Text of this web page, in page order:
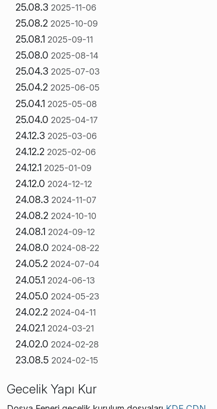
25.08.3 2025-11-06
25.08.2 2025-10-09
25.08.1 2025-09-11
25.08.0 2025-08-14
25.04.3 2025-07-03
25.04.2 2025-06-05
25.04.1 2025-05-08
25.04.0 2025-04-17
24.12.3 2025-03-06
24.12.2 2025-02-06
24.12.1 2025-01-09
24.12.0 2024-12-12
24.08.3 2024-11-07
24.08.2 2024-10-10
24.08.1 2024-09-12
24.08.0 2024-08-22
24.05.2 2024-07-04
24.05.1 2024-06-13
24.05.0 2024-05-23
24.02.2 2024-04-11
24.02.1 2024-03-21
24.02.0 2024-02-28
23.08.5 2024-02-15
Gecelik Yapı Kur